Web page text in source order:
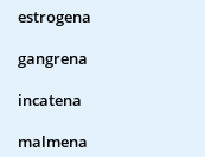
estrogena
gangrena
incatena
malmena